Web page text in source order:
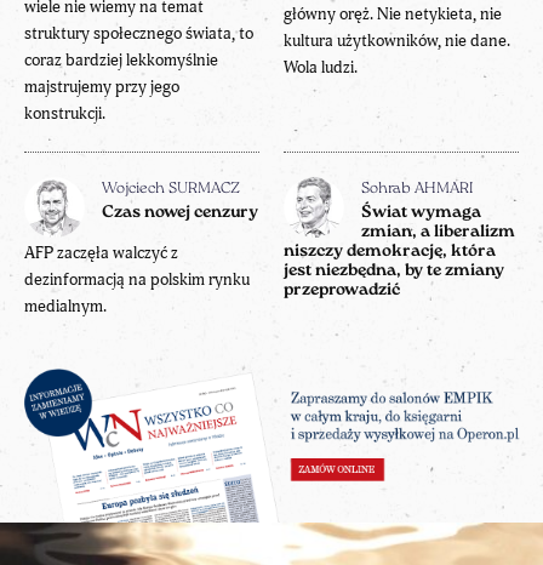
wiele nie wiemy na temat
struktury społecznego świata, to
coraz bardziej lekkomyślnie
majstrujemy przy jego
konstrukcji.
główny oręż. Nie netykieta, nie
kultura użytkowników, nie dane.
Wola ludzi.
Wojciech SURMACZ
Czas nowej cenzury
AFP zaczęła walczyć z
dezinformacją na polskim rynku
medialnym.
Sohrab AHMARI
Świat wymaga
zmian, a liberalizm
niszczy demokrację, która
jest niezbędna, by te zmiany
przeprowadzić